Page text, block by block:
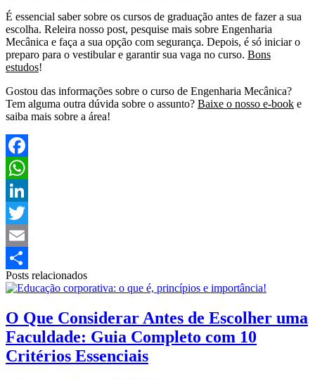
É essencial saber sobre os cursos de graduação antes de fazer a sua
escolha. Releira nosso post, pesquise mais sobre Engenharia
Mecânica e faça a sua opção com segurança. Depois, é só iniciar o
preparo para o vestibular e garantir sua vaga no curso. Bons
estudos!
Gostou das informações sobre o curso de Engenharia Mecânica?
Tem alguma outra dúvida sobre o assunto? Baixe o nosso e-book e
saiba mais sobre a área!
Facebook
WhatsApp
LinkedIn
Twitter
Email
Share
Posts relacionados
O Que Considerar Antes de Escolher uma
Faculdade: Guia Completo com 10
Critérios Essenciais